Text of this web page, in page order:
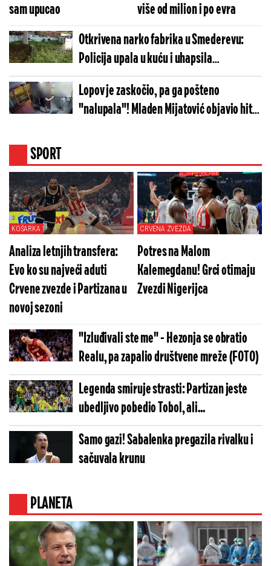
sam upucao
više od milion i po evra
Otkrivena narko fabrika u Smederevu:
Policija upala u kuću i uhapsila
osumnjičene
Lopov je zaskočio, pa ga pošteno
"nalupala"! Mladen Mijatović objavio hit
SPORT
KOŠARKA
Analiza letnjih transfera:
Evo ko su najveći aduti
Crvene zvezde i Partizana u
novoj sezoni
CRVENA ZVEZDA
Potres na Malom
Kalemegdanu! Grci otimaju
Zvezdi Nigerijca
"Izluđivali ste me" - Hezonja se obratio
Realu, pa zapalio društvene mreže (FOTO)
Legenda smiruje strasti: Partizan jeste
ubedljivo pobedio Tobol, ali...
Samo gazi! Sabalenka pregazila rivalku i
sačuvala krunu
PLANETA